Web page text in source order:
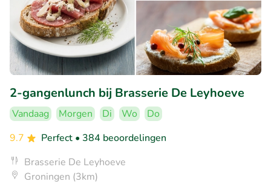
2-gangenlunch bij Brasserie De Leyhoeve
Vandaag Morgen Di Wo
Do
9.7
Perfect • 384 beoordelingen
Brasserie De Leyhoeve
Groningen (3km)